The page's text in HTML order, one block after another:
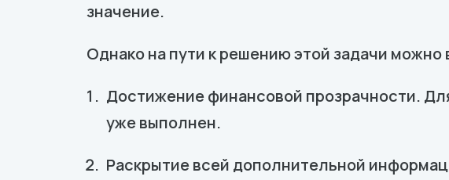
значение.
Однако на пути к решению этой задачи можно
Достижение финансовой прозрачности.
уже выполнен.
Раскрытие всей дополнительной